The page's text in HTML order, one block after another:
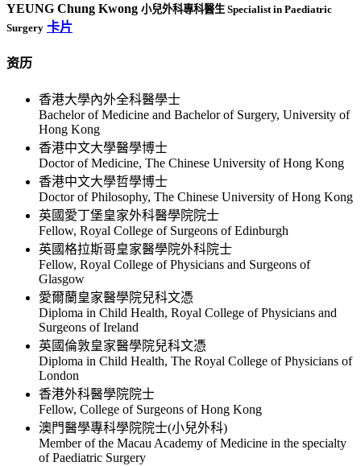
YEUNG Chung Kwong 小兒外科專科醫生 Specialist in Paediatric
Surgery 卡片
资历
香港大學內外全科醫學士
Bachelor of Medicine and Bachelor of Surgery, University of
Hong Kong
香港中文大學醫學博士
Doctor of Medicine, The Chinese University of Hong Kong
香港中文大學哲學博士
Doctor of Philosophy, The Chinese University of Hong Kong
英國愛丁堡皇家外科醫學院院士
Fellow, Royal College of Surgeons of Edinburgh
英國格拉斯哥皇家醫學院外科院士
Fellow, Royal College of Physicians and Surgeons of
Glasgow
愛爾蘭皇家醫學院兒科文憑
Diploma in Child Health, Royal College of Physicians and
Surgeons of Ireland
英國倫敦皇家醫學院兒科文憑
Diploma in Child Health, The Royal College of Physicians of
London
香港外科醫學院院士
Fellow, College of Surgeons of Hong Kong
澳門醫學專科學院院士(小兒外科)
Member of the Macau Academy of Medicine in the specialty
of Paediatric Surgery